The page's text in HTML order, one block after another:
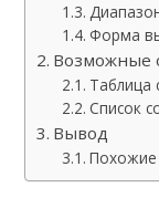
Форма
Возможные
Таблица
Список
Вывод
Похожие